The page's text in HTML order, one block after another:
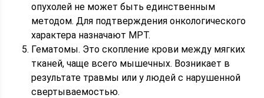
опухолей не может быть единственным
методом. Для подтверждения онкологического
характера назначают МРТ.
Гематомы. Это скопление крови между мягких
тканей, чаще всего мышечных. Возникает в
результате травмы или у людей с нарушенной
свертываемостью.